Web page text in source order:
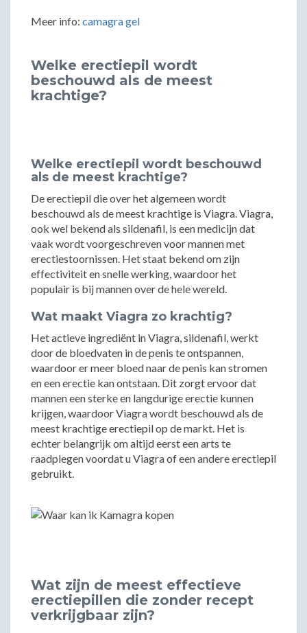
Meer info: camagra gel
Welke erectiepil wordt
beschouwd als de meest
krachtige?
Welke erectiepil wordt beschouwd
als de meest krachtige?
De erectiepil die over het algemeen wordt
beschouwd als de meest krachtige is Viagra. Viagra,
ook wel bekend als sildenafil, is een medicijn dat
vaak wordt voorgeschreven voor mannen met
erectiestoornissen. Het staat bekend om zijn
effectiviteit en snelle werking, waardoor het
populair is bij mannen over de hele wereld.
Wat maakt Viagra zo krachtig?
Het actieve ingrediënt in Viagra, sildenafil, werkt
door de bloedvaten in de penis te ontspannen,
waardoor er meer bloed naar de penis kan stromen
en een erectie kan ontstaan. Dit zorgt ervoor dat
mannen een sterke en langdurige erectie kunnen
krijgen, waardoor Viagra wordt beschouwd als de
meest krachtige erectiepil op de markt. Het is
echter belangrijk om altijd eerst een arts te
raadplegen voordat u Viagra of een andere erectiepil
gebruikt.
Wat zijn de meest effectieve
erectiepillen die zonder recept
verkrijgbaar zijn?